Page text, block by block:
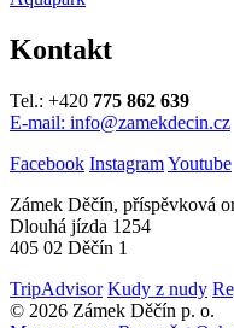
Kontakt
Tel.: +420 775 862 639
E-mail: info@zamekdecin.cz
Facebook InstagramYoutube
Zámek Děčín, příspěvková
Dlouhá jízda 1254
405 02 Děčín 1
TripAdvisor Kudy z nudy
© 2026 Zámek Děčín p. o.